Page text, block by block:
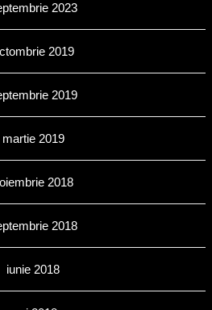
2023
2019
2019
martie 2019
2018
2018
iunie 2018